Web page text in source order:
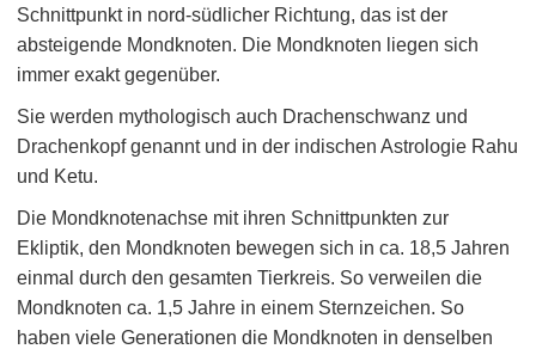
Schnittpunkt in nord-südlicher Richtung, das ist der
absteigende Mondknoten. Die Mondknoten liegen sich
immer exakt gegenüber.
Sie werden mythologisch auch Drachenschwanz und
Drachenkopf genannt und in der indischen Astrologie Rahu
und Ketu.
Die Mondknotenachse mit ihren Schnittpunkten zur
Ekliptik, den Mondknoten bewegen sich in ca. 18,5 Jahren
einmal durch den gesamten Tierkreis. So verweilen die
Mondknoten ca. 1,5 Jahre in einem Sternzeichen. So
haben viele Generationen die Mondknoten in denselben